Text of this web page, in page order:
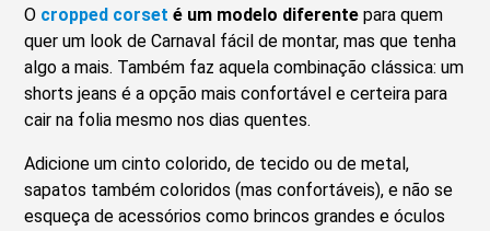
O cropped corset é um modelo diferente para quem
quer um look de Carnaval fácil de montar, mas que tenha
algo a mais. Também faz aquela combinação clássica: um
shorts jeans é a opção mais confortável e certeira para
cair na folia mesmo nos dias quentes.
Adicione um cinto colorido, de tecido ou de metal,
sapatos também coloridos (mas confortáveis), e não se
esqueça de acessórios como brincos grandes e óculos